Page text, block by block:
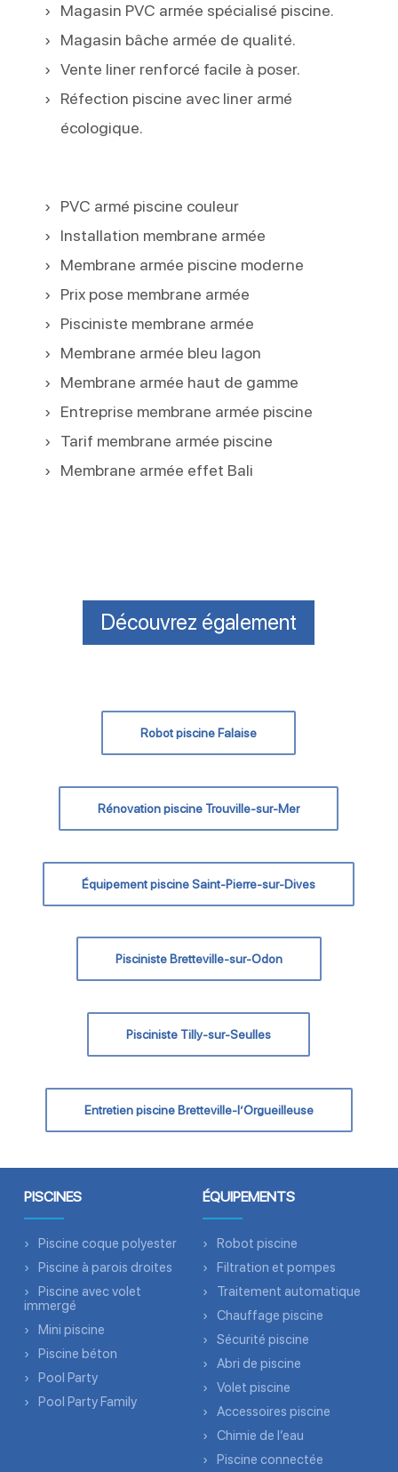
Magasin PVC armée spécialisé piscine.
Magasin bâche armée de qualité.
Vente liner renforcé facile à poser.
Réfection piscine avec liner armé
écologique.
PVC armé piscine couleur
Installation membrane armée
Membrane armée piscine moderne
Prix pose membrane armée
Pisciniste membrane armée
Membrane armée bleu lagon
Membrane armée haut de gamme
Entreprise membrane armée piscine
Tarif membrane armée piscine
Membrane armée effet Bali
Découvrez également
Robot piscine Falaise
Rénovation piscine Trouville-sur-Mer
Équipement piscine Saint-Pierre-sur-Dives
Pisciniste Bretteville-sur-Odon
Pisciniste Tilly-sur-Seulles
Entretien piscine Bretteville-l’Orgueilleuse
PISCINES
Piscine coque polyester
Piscine à parois droites
Piscine avec volet
immergé
Mini piscine
Piscine béton
Pool Party
Pool Party Family
ÉQUIPEMENTS
Robot piscine
Filtration et pompes
Traitement automatique
Chauffage piscine
Sécurité piscine
Abri de piscine
Volet piscine
Accessoires piscine
Chimie de l’eau
Piscine connectée